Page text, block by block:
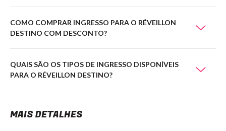
COMO COMPRAR INGRESSO PARA O RÉVEILLON
DESTINO COM DESCONTO?
QUAIS SÃO OS TIPOS DE INGRESSO DISPONÍVEIS
PARA O RÉVEILLON DESTINO?
MAIS DETALHES